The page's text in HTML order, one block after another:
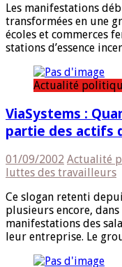
Les manifestations
transformées en une
écoles et commerces
stations d’essence
Actualité
ViaSystems :
partie des actifs
01/09/2002 Actualité
luttes des travailleurs
Ce slogan retenti
plusieurs encore,
manifestations des
leur entreprise. Le